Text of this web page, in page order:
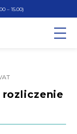
– 15.00)
rozliczenie